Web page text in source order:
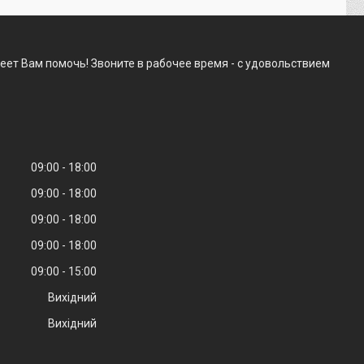
Вам помочь! Звоните в рабочее время - с удовольствием
09:00
18:00
09:00
18:00
09:00
18:00
09:00
18:00
09:00
15:00
Вихідний
Вихідний